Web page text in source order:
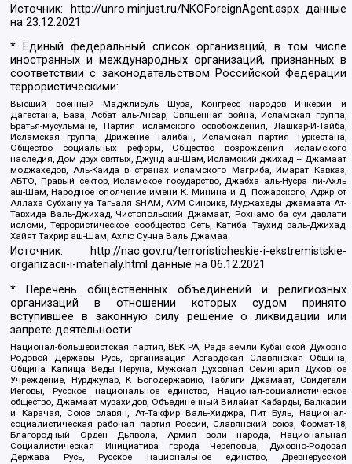
Источник: http://unro.minjust.ru/NKOForeignAgent.aspxданные
на23.12.2021
* Единый федеральный список организаций, в том числе
иностранных и международных организаций, признанных в
соответствии с законодательством Российской Федерации
террористическими:
Высший военный Маджлисуль Шура, Конгресс народов Ичкерии и
Дагестана, База, Асбат аль-Ансар, Священная война, Исламская группа,
Братья-мусульмане, Партия исламского освобождения, Лашкар-И-Тайба,
Исламская группа, Движение Талибан, Исламская партия Туркестана,
Общество социальных реформ, Общество возрождения исламского
наследия, Дом двух святых, Джунд аш-Шам, Исламский джихад – Джамаат
моджахедов, Аль-Каида в странах исламского Магриба, Имарат Кавказ,
АБТО, Правый сектор, Исламское государство, Джабха аль-Нусра ли-Ахль
аш-Шам, Народное ополчение имени К. Минина и Д. Пожарского, Аджр от
Аллаха Субхану уа Тагьаля SHAM, АУМ Синрике, Муджахеды джамаата Ат-
Тавхида Валь-Джихад, Чистопольский Джамаат, Рохнамо ба суи давлати
исломи, Террористическое сообщество Сеть, Катиба Таухид валь-Джихад,
Хайят Тахрир аш-Шам, Ахлю Сунна Валь Джамаа
Источник: http://nac.gov.ru/terroristicheskie-i-ekstremistskie-
organizacii-i-materialy.html данные на06.12.2021
* Перечень общественных объединений и религиозных
организаций в отношении которых судом принято
вступившее в законную силу решение о ликвидации или
запрете деятельности:
Национал-большевистская партия, ВЕК РА, Рада земли Кубанской Духовно
Родовой Державы Русь, организация Асгардская Славянская Община,
Община Капища Веды Перуна, Мужская Духовная Семинария Духовное
Учреждение, Нурджулар, К Богодержавию, Таблиги Джамаат, Свидетели
Иеговы, Русское национальное единство, Национал-социалистическое
общество, Джамаат мувахидов, Объединенный Вилайат Кабарды, Балкарии
и Карачая, Союз славян, Ат-Такфир Валь-Хиджра, Пит Буль, Национал-
социалистическая рабочая партия России, Славянский союз, Формат-18,
Благородный Орден Дьявола, Армия воли народа, Национальная
Социалистическая Инициатива города Череповца, Духовно-Родовая
Держава Русь, Русское национальное единство, Древнерусской